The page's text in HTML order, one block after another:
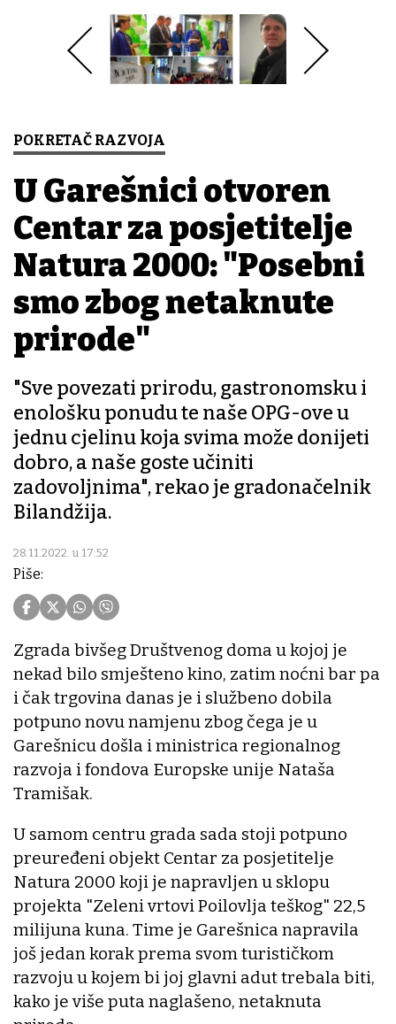
POKRETAČ RAZVOJA
U Garešnici otvoren
Centar za posjetitelje
Natura 2000: "Posebni
smo zbog netaknute
prirode"
"Sve povezati prirodu, gastronomsku i
enološku ponudu te naše OPG-ove u
jednu cjelinu koja svima može donijeti
dobro, a naše goste učiniti
zadovoljnima", rekao je gradonačelnik
Bilandžija.
28.11.2022. u 17:52
Piše:
Zgrada bivšeg Društvenog doma u kojoj je
nekad bilo smješteno kino, zatim noćni bar pa
i čak trgovina danas je i službeno dobila
potpuno novu namjenu zbog čega je u
Garešnicu došla i ministrica regionalnog
razvoja i fondova Europske unije Nataša
Tramišak.
U samom centru grada sada stoji potpuno
preuređeni objekt Centar za posjetitelje
Natura 2000 koji je napravljen u sklopu
projekta "Zeleni vrtovi Poilovlja teškog" 22,5
milijuna kuna. Time je Garešnica napravila
još jedan korak prema svom turističkom
razvoju u kojem bi joj glavni adut trebala biti,
kako je više puta naglašeno, netaknuta